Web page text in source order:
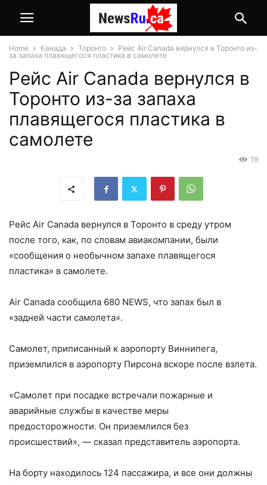
Home Канада Торонто
Рейс Air Canada вернулся в Торонто из-
за запаха плавящегося пластика в самолете
Рейс Air Canada вернулся в
Торонто из-за запаха
плавящегося пластика в
самолете
19
Рейс Air Canada вернулся в Торонто в среду утром
после того, как, по словам авиакомпании, были
«сообщения о необычном запахе плавящегося
пластика» в самолете.
Air Canada сообщила 680 NEWS, что запах был в
«задней части самолета».
Самолет, приписанный к аэропорту Виннипега,
приземлился в аэропорту Пирсона вскоре после взлета.
«Самолет при посадке встречали пожарные и
аварийные службы в качестве меры
предосторожности. Он приземлился без
происшествий», — сказал представитель аэропорта.
На борту находилось 124 пассажира, и все они должны